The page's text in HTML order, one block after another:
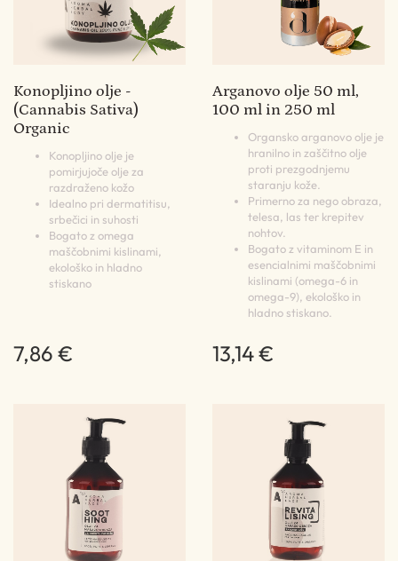
Konopljino olje -
(Cannabis Sativa)
Organic
Konopljino olje je
pomirjujoče olje za
razdraženo kožo
Idealno pri dermatitisu,
srbečici in suhosti
Bogato z omega
maščobnimi kislinami,
ekološko in hladno
stiskano
7,86 €
Arganovo olje 50 ml,
100 ml in 250 ml
Organsko arganovo olje je
hranilno in zaščitno olje
proti prezgodnjemu
staranju kože.
Primerno za nego obraza,
telesa, las ter krepitev
nohtov.
Bogato z vitaminom E in
esencialnimi maščobnimi
kislinami (omega-6 in
omega-9), ekološko in
hladno stiskano.
13,14 €